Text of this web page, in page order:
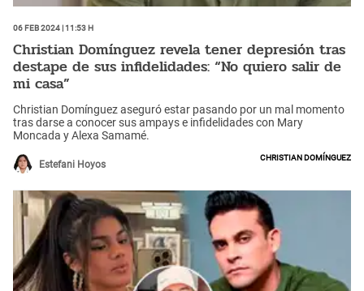
06 Feb 2024 | 11:53 h
Christian Domínguez revela tener depresión tras
destape de sus infidelidades: “No quiero salir de
mi casa”
Christian Domínguez aseguró estar pasando por un mal momento
tras darse a conocer sus ampays e infidelidades con Mary
Moncada y Alexa Samamé.
Estefani Hoyos
Christian Domínguez